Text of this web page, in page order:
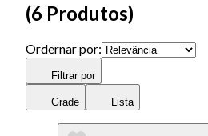
(6 Produtos)
Ordernar por:
Filtrar por
Grade Lista